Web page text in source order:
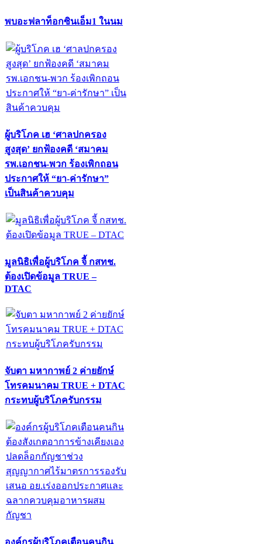
พบอะฟลาท็อกซินเอ็ม1 ในนม
ผู้บริโภค เฮ ‘ศาลปกครอง
สูงสุด’ ยกฟ้องคดี ‘สมาคม
รพ.เอกชน-พวก ร้องเพิกถอน
ประกาศให้ “ยา-ค่ารักษา”
เป็นสินค้าควบคุม
มูลนิธิเพื่อผู้บริโภค จี้ กสทช.
ต้องเปิดข้อมูล TRUE –
DTAC
จับตา มหากาพย์ 2 ค่ายยักษ์
โทรคมนาคม TRUE + DTAC
กระทบผู้บริโภครับกรรม